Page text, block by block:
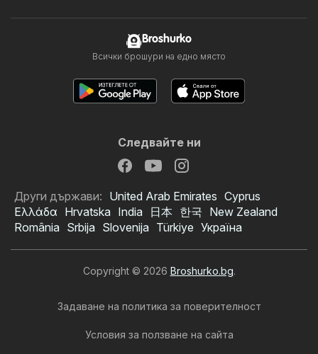
Broshurko
Всички брошури на едно място
Следвайте ни
Други държави: United Arab Emirates Cyprus
Ελλάδα Hrvatska India 日本 한국 New Zealand
România Srbija Slovenija Türkiye Україна
Copyright © 2026 Broshurko.bg.
Задаване на политика за поверителност
Условия за ползване на сайта